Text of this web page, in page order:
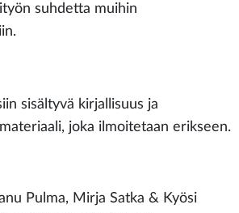
suhdetta muihin
sisältyvä kirjallisuus ja
joka ilmoitetaan erikseen.
Pulma, Mirja Satka & Kyösi